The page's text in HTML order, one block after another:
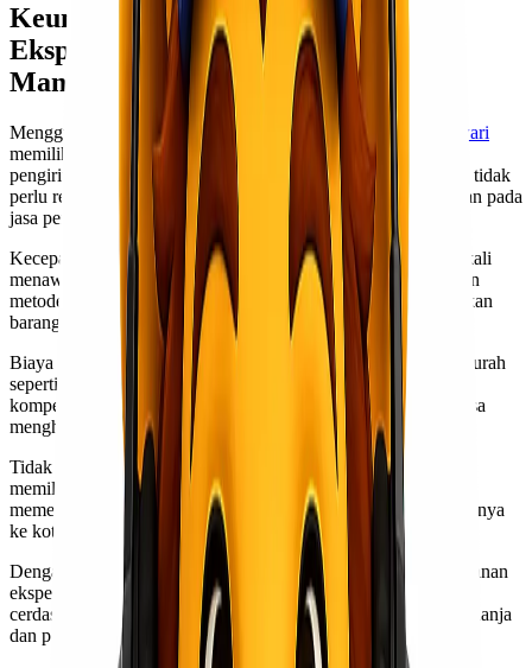
Keuntungan Menggunakan Layanan
Ekspedisi Kirim Barang Jastip ke
Manokwari
Menggunakan layanan ekspedisi
kirim barang jastip Manokwari
memiliki banyak keuntungan. Pertama, kemudahan dalam
pengiriman barang menjadi salah satu daya tarik utama. Anda tidak
perlu repot mencari jalur pengiriman sendiri; cukup percayakan pada
jasa pengiriman yang berpengalaman.
Kecepatan adalah faktor penting lainnya. Layanan ini sering kali
menawarkan waktu pengiriman yang lebih cepat dibandingkan
metode lain. Ini sangat berguna bagi mereka yang membutuhkan
barang cepat.
Biaya juga menjadi pertimbangan signifikan. Jasa ekspedisi murah
seperti Lionel Express dan Lionel Cargo menawarkan harga
kompetitif dengan pelayanan terbaik. Dengan begitu, Anda bisa
menghemat anggaran tanpa mengorbankan kualitas layanan.
Tidak hanya itu, layanan jastip memberikan fleksibilitas dalam
memilih jenis barang yang ingin dikirim. Misalnya, Anda bisa
memesan produk lokal unik dari Manokwari dan mengirimkannya
ke kota lain dengan mudah.
Dengan semua keuntungan ini, jelas bahwa menggunakan layanan
ekspedisi kirim barang jastip ke Manokwari merupakan pilihan
cerdas bagi siapa saja yang ingin mendapatkan pengalaman belanja
dan pengiriman tanpa stres.